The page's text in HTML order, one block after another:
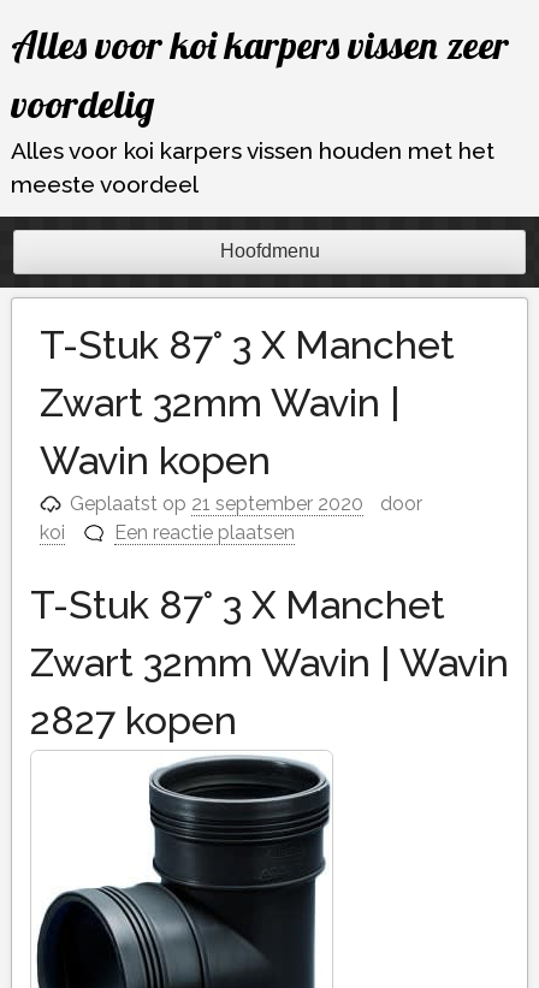
naar
inhoud
Alles voor koi karpers vissen zeer
voordelig
Alles voor koi karpers vissen houden met het
meeste voordeel
Hoofdmenu
T-Stuk 87° 3 X Manchet
Zwart 32mm Wavin |
Wavin kopen
Geplaatst op 21 september 2020
door
koi
Een reactie plaatsen
T-Stuk 87° 3 X Manchet
Zwart 32mm Wavin | Wavin
2827 kopen